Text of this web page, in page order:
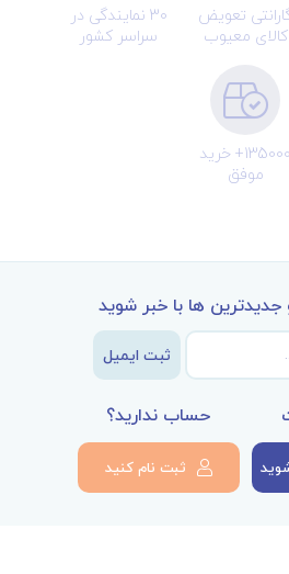
تعویض
کالای معیوب
30 نمایندگی در
سراسر کشور
135000+ خرید
موفق
ها با خبر شوید
ثبت ایمیل
حساب ندارید؟
ثبت نام کنید